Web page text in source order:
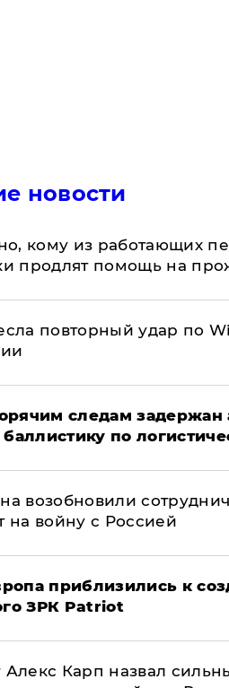
новости
кому из работающих
продлят помощь на
повторный удар по
следам задержан
по
возобновили
на войну с Россией
приблизились к
ЗРК Patriot
Алекс Карп назвал